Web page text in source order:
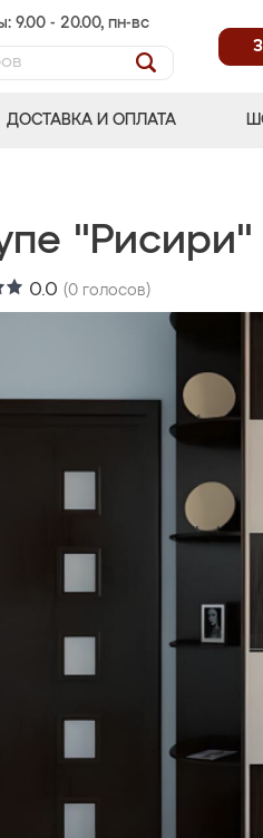
9.00 - 20.00, пн-вс
ДОСТАВКА И ОПЛАТА
"Рисири"
0.0 (0 голосов)